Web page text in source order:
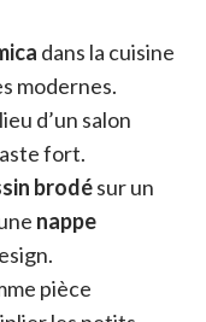
dans la cuisine
modernes.
d’un salon
fort.
brodésur un
nappe
pièce